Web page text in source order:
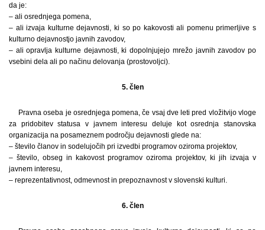
da je:
– ali osrednjega pomena,
– ali izvaja kulturne dejavnosti, ki so po kakovosti ali pomenu primerljive s
kulturno dejavnostjo javnih zavodov,
– ali opravlja kulturne dejavnosti, ki dopolnjujejo mrežo javnih zavodov po
vsebini dela ali po načinu delovanja (prostovoljci).
5. člen
Pravna oseba je osrednjega pomena, če vsaj dve leti pred vložitvijo vloge
za pridobitev statusa v javnem interesu deluje kot osrednja stanovska
organizacija na posameznem področju dejavnosti glede na:
– število članov in sodelujočih pri izvedbi programov oziroma projektov,
– število, obseg in kakovost programov oziroma projektov, ki jih izvaja v
javnem interesu,
– reprezentativnost, odmevnost in prepoznavnost v slovenski kulturi.
6. člen